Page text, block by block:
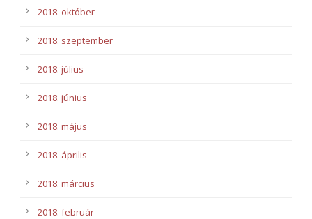
2018. október
2018. szeptember
2018. július
2018. június
2018. május
2018. április
2018. március
2018. február